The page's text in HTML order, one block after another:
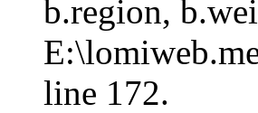
b.region,
line 172.